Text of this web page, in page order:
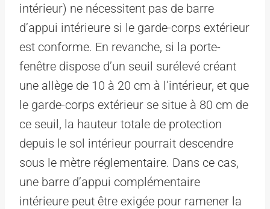
intérieur) ne nécessitent pas de barre
d’appui intérieure si le garde-corps extérieur
est conforme. En revanche, si la porte-
fenêtre dispose d’un seuil surélevé créant
une allège de 10 à 20 cm à l’intérieur, et que
le garde-corps extérieur se situe à 80 cm de
ce seuil, la hauteur totale de protection
depuis le sol intérieur pourrait descendre
sous le mètre réglementaire. Dans ce cas,
une barre d’appui complémentaire
intérieure peut être exigée pour ramener la